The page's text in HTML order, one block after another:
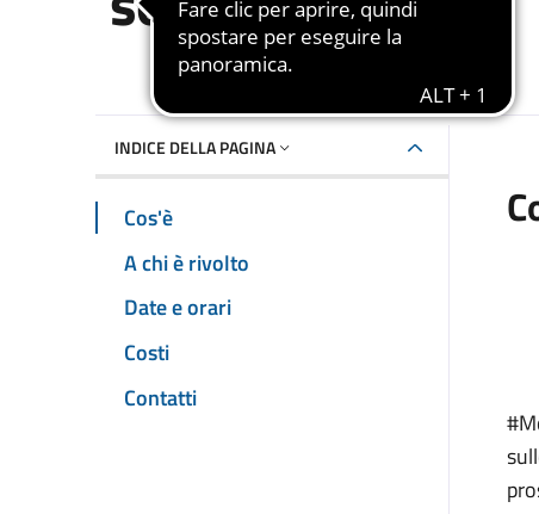
Dettaglio dell'evento
INDICE DELLA PAGINA
Cos'è
A chi è rivolto
Date e orari
Costi
Contatti